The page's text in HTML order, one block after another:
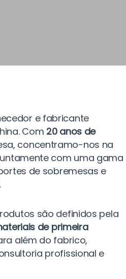
e fabricante
Com 20 anos de
concentramo-nos na
com uma gama
de sobremesas e
são definidos pela
de primeira
além do fabrico,
profissional e